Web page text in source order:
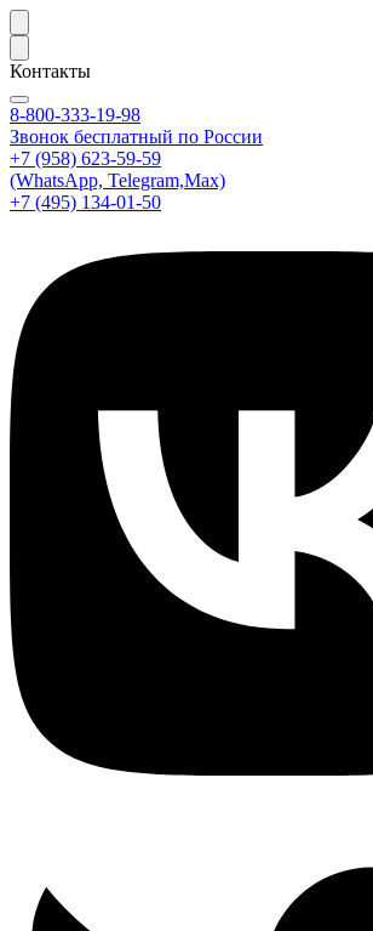
Контакты
8-800-333-19-98
Звонок бесплатный по России
+7 (958) 623-59-59
(WhatsApp, Telegram,Max)
+7 (495) 134-01-50